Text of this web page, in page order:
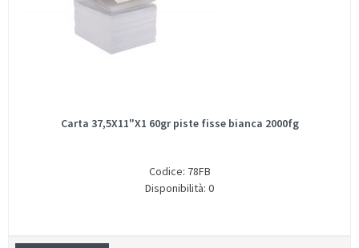
Carta 37,5X11"X1 60gr piste fisse bianca 2000fg
Codice: 78FB
Disponibilità: 0